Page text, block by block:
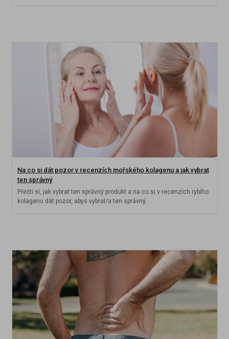
Na co si dát pozor v recenzích mořského kolagenu a jak vybrat
ten správný
Přečti si, jak vybrat ten správný produkt a na co si v recenzích rybího
kolagenu dát pozor, abys vybral/a ten správný.